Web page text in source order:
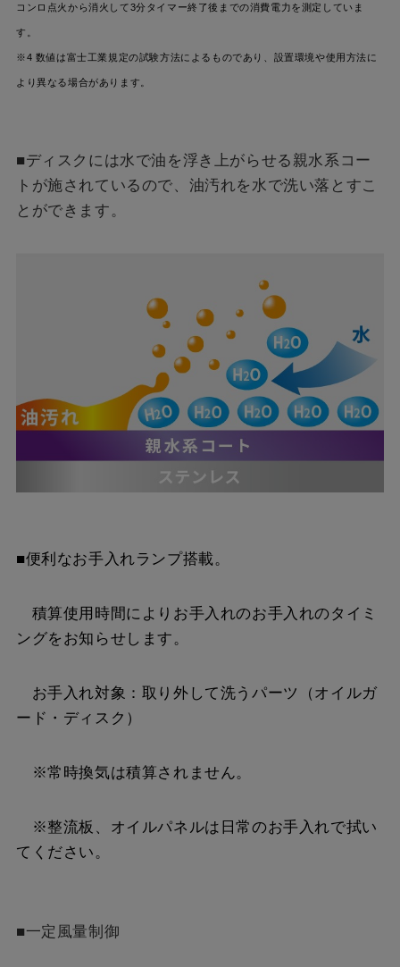
コンロ点火から消火して3分タイマー終了後までの消費電力を測定していま
す。
※4 数値は富士工業規定の試験方法によるものであり、設置環境や使用方法に
より異なる場合があります。
■ディスクには水で油を浮き上がらせる親水系コー
トが施されているので、油汚れを水で洗い落とすこ
とができます。
■便利なお手入れランプ搭載。
積算使用時間によりお手入れのお手入れのタイミ
ングをお知らせします。
お手入れ対象：取り外して洗うパーツ（オイルガ
ード・ディスク）
※常時換気は積算されません。
※整流板、オイルパネルは日常のお手入れで拭い
てください。
■一定風量制御